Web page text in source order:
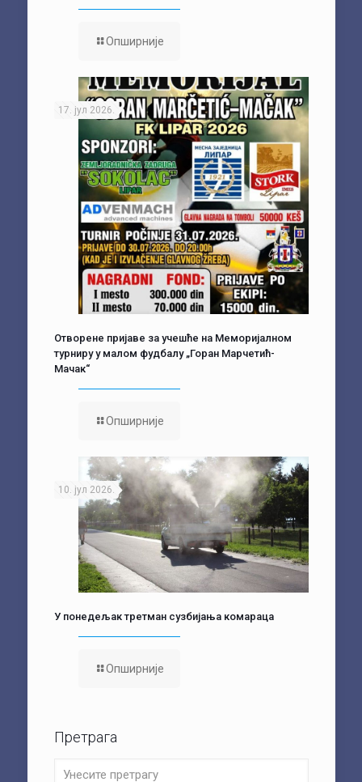
Опширније
17. јул 2026.
Отворене пријаве за учешће на Меморијалном
турниру у малом фудбалу „Горан Марчетић-
Мачак“
Опширније
10. јул 2026.
У понедељак третман сузбијања комараца
Опширније
Претрага